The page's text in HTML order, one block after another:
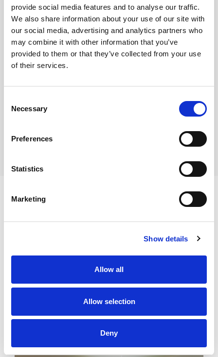
provide social media features and to analyse our traffic.
We also share information about your use of our site with
our social media, advertising and analytics partners who
may combine it with other information that you’ve
provided to them or that they’ve collected from your use
of their services.
Selection
Necessary
Preferences
Statistics
Marketing
Show details
Allow all
Allow selection
Deny
Nota prawna
nieruchomości oraz informacji uzyskanych od
PODOBNE OFERTY